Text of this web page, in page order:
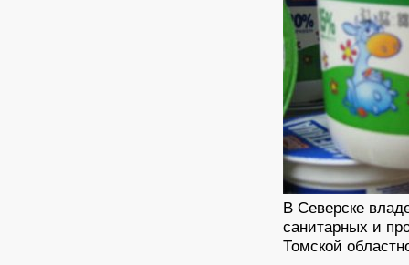
В Северске
санитарных и
Томской